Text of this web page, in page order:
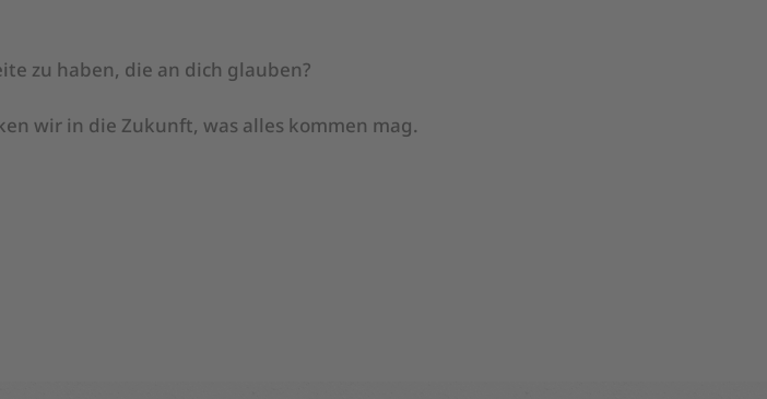
zu haben, die an dich glauben?
wir in die Zukunft, was alles kommen mag.